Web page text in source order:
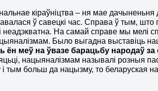
кіраўніцтва – ня мае дачыненьня
ў савецкі час. Справа ў тым,
неадэкватна. На самай справе мы мелі
Было выгадна выставіць
ён меў на ўвазе барацьбу народаў
нацыяналізмам называлі розныя
тым больш да нацызму, то беларуская